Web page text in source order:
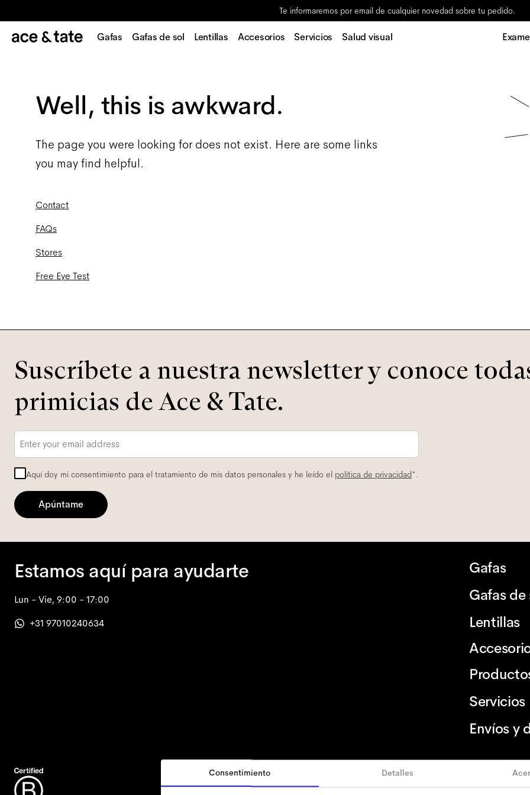
Consentimiento Detalles
Te informaremos por email de cualquier novedad sobre tu pedido.
Gafas Gafas de sol Lentillas Accesorios Servicios Salud visual
Well, this is awkward.
The page you were looking for does not exist. Here are some links
you may find helpful.
Contact
FAQs
Stores
Free Eye Test
Suscríbete a nuestra newsletter y conoce
primicias de Ace & Tate.
electrónico
Aquí doy mi consentimiento para el tratamiento de mis datos personales y he leído el política de privacidad*.
Apúntame
Estamos aquí para ayudarte
Lun - Vie, 9:00 - 17:00
+31 97010240634
Gafas
Gafas de
Lentillas
Servicios
Envíos y